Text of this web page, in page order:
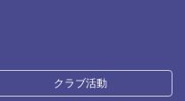
クラブ活動